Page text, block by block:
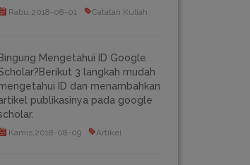
Rabu,2018-08-01 Catatan Kuliah
Bingung Mengetahui ID Google
3 langkah mudah
ID dan menambahkan
publikasinya pada google
Kamis,2018-08-09 Artikel